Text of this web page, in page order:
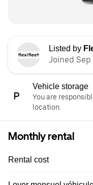
Listed by
Joined Sep
Vehicle storage
You are
location.
Monthly rental
Rental cost